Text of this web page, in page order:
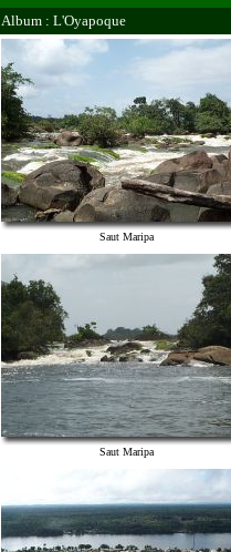
Album : L'Oyapoque
Saut Maripa
Saut Maripa